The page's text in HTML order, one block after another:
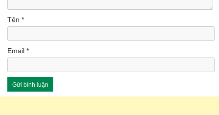
Tên *
Email *